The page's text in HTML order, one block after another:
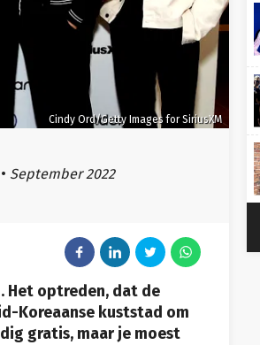
Cindy Ord/Getty Images for SiriusXM
• September 2022
Het optreden, dat de
Koreaanse kuststad om
gratis, maar je moest